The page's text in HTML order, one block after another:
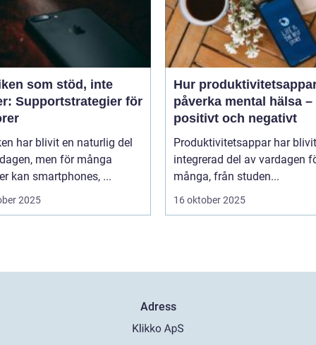
som stöd, inte
Supportstrategier för
har blivit en naturlig del
men för många
kan smartphones, ...
2025
Hur
påverka mental hälsa –
positivt och negativt
Produktivitetsappar har
integrerad del av vardagen
många, från studen...
16 oktober 2025
Adress